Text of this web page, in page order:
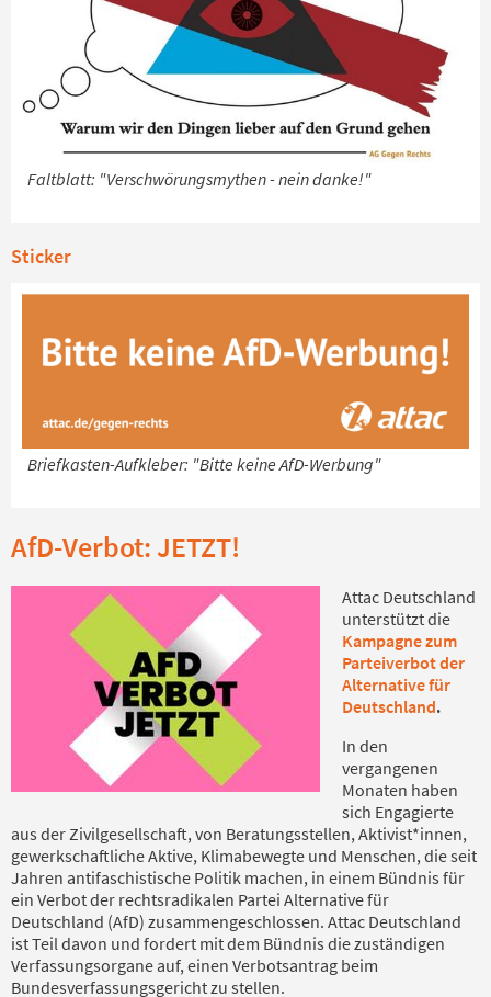
Faltblatt: "Verschwörungsmythen - nein danke!"
Sticker
Briefkasten-Aufkleber: "Bitte keine AfD-Werbung"
AfD-Verbot: JETZT!
Attac Deutschland
unterstützt die
Kampagne zum
Parteiverbot der
Alternative für
Deutschland.
In den
vergangenen
Monaten haben
sich Engagierte
aus der Zivilgesellschaft, von Beratungsstellen, Aktivist*innen,
gewerkschaftliche Aktive, Klimabewegte und Menschen, die seit
Jahren antifaschistische Politik machen, in einem Bündnis für
ein Verbot der rechtsradikalen Partei Alternative für
Deutschland (AfD) zusammengeschlossen. Attac Deutschland
ist Teil davon und fordert mit dem Bündnis die zuständigen
Verfassungsorgane auf, einen Verbotsantrag beim
Bundesverfassungsgericht zu stellen.